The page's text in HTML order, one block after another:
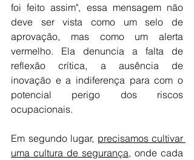
foi feito assim", essa mensagem não
deve ser vista como um selo de
aprovação, mas como um alerta
vermelho. Ela denuncia a falta de
reflexão crítica, a ausência de
inovação e a indiferença para com o
potencial perigo dos riscos
ocupacionais.
Em segundo lugar, precisamos cultivar
uma cultura de segurança, onde cada